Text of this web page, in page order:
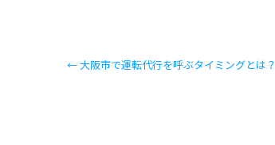
←大阪市で運転代行を呼ぶタイミングとは？